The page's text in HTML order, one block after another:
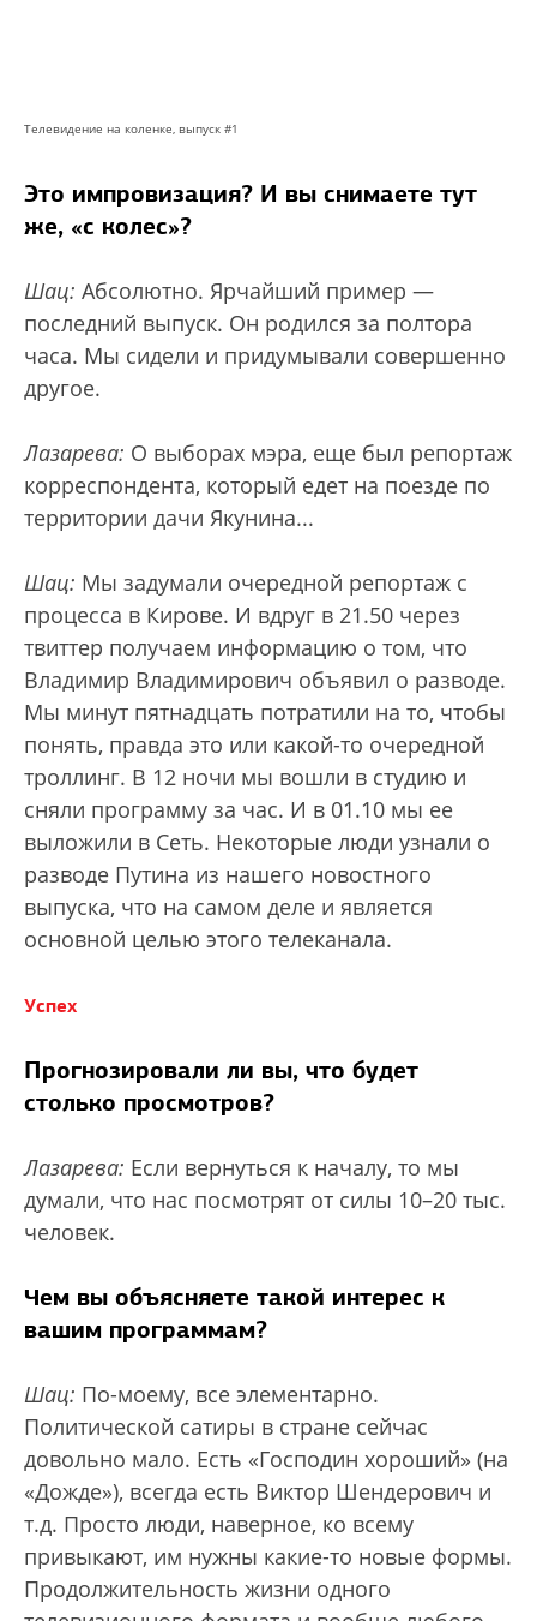
Телевидение на коленке, выпуск #1
Это импровизация? И вы снимаете тут
же, «с колес»?
Шац: Абсолютно. Ярчайший пример —
последний выпуск. Он родился за полтора
часа. Мы сидели и придумывали совершенно
другое.
Лазарева: О выборах мэра, еще был репортаж
корреспондента, который едет на поезде по
территории дачи Якунина...
Шац: Мы задумали очередной репортаж с
процесса в Кирове. И вдруг в 21.50 через
твиттер получаем информацию о том, что
Владимир Владимирович объявил о разводе.
Мы минут пятнадцать потратили на то, чтобы
понять, правда это или какой-то очередной
троллинг. В 12 ночи мы вошли в студию и
сняли программу за час. И в 01.10 мы ее
выложили в Сеть. Некоторые люди узнали о
разводе Путина из нашего новостного
выпуска, что на самом деле и является
основной целью этого телеканала.
Успех
Прогнозировали ли вы, что будет
столько просмотров?
Лазарева: Если вернуться к началу, то мы
думали, что нас посмотрят от силы 10–20 тыс.
человек.
Чем вы объясняете такой интерес к
вашим программам?
Шац: По-моему, все элементарно.
Политической сатиры в стране сейчас
довольно мало. Есть «Господин хороший» (на
«Дожде»), всегда есть Виктор Шендерович и
т.д. Просто люди, наверное, ко всему
привыкают, им нужны какие-то новые формы.
Продолжительность жизни одного